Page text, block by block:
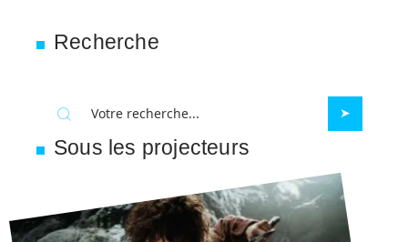
Recherche
Sous les projecteurs